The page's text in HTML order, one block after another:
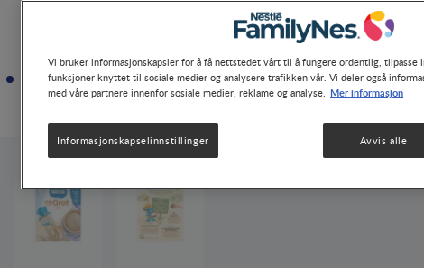
Vi bruker informasjonskapsler for å få nettstedet vårt til å fungere ordentlig, tilpasse
funksjoner knyttet til sosiale medier og analysere trafikken vår. Vi deler også
med våre partnere innenfor sosiale medier, reklame og analyse. Mer informasjon
Informasjonskapselinnstillinger Avvis alle